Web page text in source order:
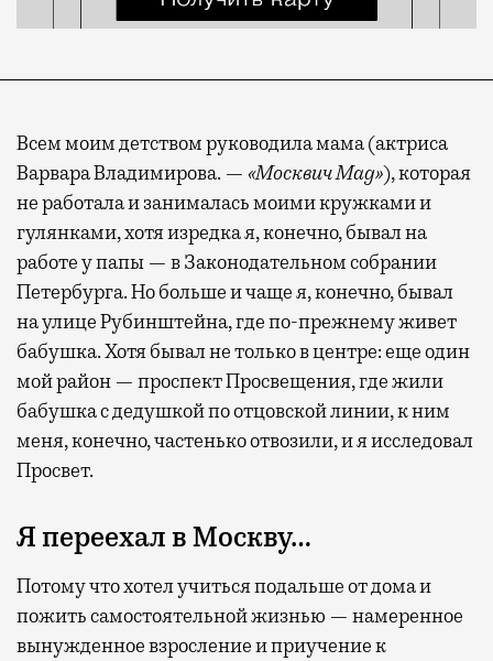
Всем моим детством руководила мама (актриса
Варвара Владимирова. — «Москвич Mag»), которая
не работала и занималась моими кружками и
гулянками, хотя изредка я, конечно, бывал на
работе у папы — в Законодательном собрании
Петербурга. Но больше и чаще я, конечно, бывал
на улице Рубинштейна, где по-прежнему живет
бабушка. Хотя бывал не только в центре: еще один
мой район — проспект Просвещения, где жили
бабушка с дедушкой по отцовской линии, к ним
меня, конечно, частенько отвозили, и я исследовал
Просвет.
Я переехал в Москву…
Потому что хотел учиться подальше от дома и
пожить самостоятельной жизнью — намеренное
вынужденное взросление и приучение к